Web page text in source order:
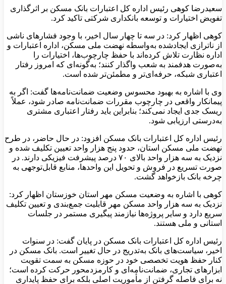
سعیدرضا کوهی رئیس اداره کل اعتبارات بانک مسکن بر اثرگذاری
تفویض اختیارات و توسعه بانکداری شرکتی تاکید کرد.
کوهی اظهار کرد: در سه تا چهار سال اخیر، با وجود فشارهای ناشی
از ناترازی ایجادشده به‌واسطه نهضت ملی مسکن، اداره اعتبارات و
اداره نظارت تلاش کرده‌اند با حفظ چارچوب‌ها، اختیارات را
به‌صورت هدفمند به شعب واگذار کنند؛ به‌گونه‌ای که امروز رفتار
اعتباری شبکه، حرفه‌ای‌تر و مطمئن‌تر شده است.
وی با اشاره به بهبود محسوس وضعیت ضمانت‌نامه‌ها گفت: اگر به
پیمانکار واقعی در چارچوب مقررات ضمانت‌نامه صادر شود، عملاً
ریسک جدی ایجاد نمی‌کند؛ بنابراین باید رفتار اعتباری مشتری
به‌درستی ارزیابی شود.
رئیس اداره کل اعتبارات بانک مسکن افزود: در حال حاضر، در طرح
نهضت ملی مسکن استان، حدود پنج هزار واحد تعیین تکلیف شده و
نزدیک به سه هزار واحد بالای ۷۰ درصد پیشرفت فیزیکی دارند. در
صورت تسریع در فروش و تحویل این واحدها، منابع قابل‌توجهی به
چرخه بانک بازخواهد گشت.
کوهی با اشاره به وضعیت مسکن مهر استان خوزستان اظهار کرد:
نزدیک به سه هزار واحد مسکن مهر قابلیت جمع‌بندی و تعیین تکلیف
سریع دارد و سایر پروژه‌ها نیازمند پیگیری مستمر در جلسات
استانی و ملی هستند.
رئیس اداره کل اعتبارات بانک مسکن در پایان گفت: در سنوات
اخیر، سیاست‌های بانک به‌تدریج در حال تغییر است. بانک مسکن در
کنار حفظ هویت تخصصی خود در حوزه مسکن به سمت تقویت
ابزارهای تجاری، ضمانت‌نامه‌ای و کارمزدمحور حرکت کرده است؛
نه برای فاصله گرفتن از مأموریت اصلی بلکه برای حفظ پایداری